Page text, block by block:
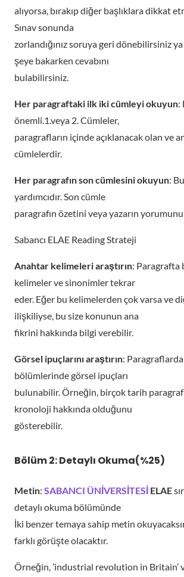
alıyorsa, bırakıp diğer başlıklara dikkat
Sınav sonunda
zorlandığınız soruya geri dönebilirsiniz
şeye bakarken cevabını
bulabilirsiniz.
Her paragraftaki ilk iki cümleyi okuyun:
önemli.1.veya 2. Cümleler,
paragrafların içinde açıklanacak olan ve
cümlelerdir.
Her paragrafın son cümlesini okuyun:
yardımcıdır. Son cümle
paragrafın özetini veya yazarın
Sabancı ELAE Reading Strateji
Anahtar kelimeleri araştırın: Paragrafta
kelimeler ve sinonimler tekrar
eder. Eğer bu kelimelerden çok varsa ve
ilişkiliyse, bu size konunun ana
fikrini hakkında bilgi verebilir.
Görsel ipuçlarını araştırın:
bölümlerinde görsel ipuçları
bulunabilir. Örneğin, birçok tarih
kronoloji hakkında olduğunu
gösterebilir.
Bölüm 2: Detaylı Okuma(%25)
Metin: SABANCI ÜNİVERSİTESİ ELAE
detaylı okuma bölümünde
İki benzer temaya sahip metin
farklı görüşte olacaktır.
Örneğin, ’industrial revolution in Britain’